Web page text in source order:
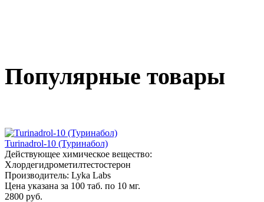
Популярные товары
Turinadrol-10 (Туринабол)
Действующее химическое вещество:
Хлордегидрометилтестостерон
Производитель: Lyka Labs
Цена указана за 100 таб. по 10 мг.
2800 руб.